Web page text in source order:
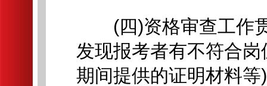
(四)资格审查工作贯
发现报考者有不符合
期间提供的证明材料